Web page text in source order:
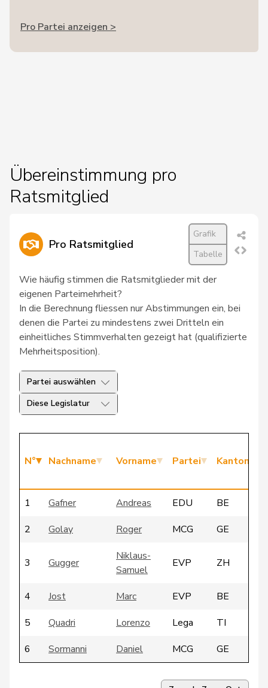
Pro Partei anzeigen >
Übereinstimmung pro
Ratsmitglied
Pro Ratsmitglied
Grafik
Tabelle
Wie häufig stimmen die Ratsmitglieder mit der
eigenen Parteimehrheit?
In die Berechnung fliessen nur Abstimmungen ein, bei
denen die Partei zu mindestens zwei Dritteln ein
einheitliches Stimmverhalten gezeigt hat (qualifizierte
Mehrheitsposition).
Partei auswählen
Diese Legislatur
N° Nachname Vorname Partei Kanton
1 Gafner Andreas EDU
BE
2
Golay Roger MCG GE
3 Gugger
Niklaus-
Samuel
EVP ZH
4 Jost Marc EVP
BE
5
Quadri Lorenzo Lega
TI
6
Sormanni Daniel MCG
GE